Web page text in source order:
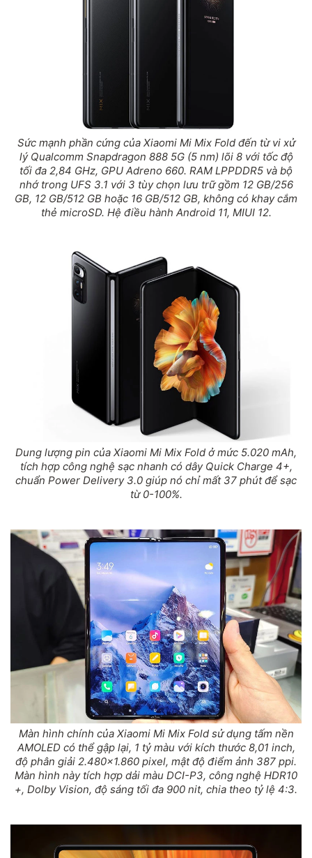
Sức mạnh phần cứng của Xiaomi Mi Mix Fold đến từ vi xử
lý Qualcomm Snapdragon 888 5G (5 nm) lõi 8 với tốc độ
tối đa 2,84 GHz, GPU Adreno 660. RAM LPPDDR5 và bộ
nhớ trong UFS 3.1 với 3 tùy chọn lưu trữ gồm 12 GB/256
GB, 12 GB/512 GB hoặc 16 GB/512 GB, không có khay cắm
thẻ microSD. Hệ điều hành Android 11, MIUI 12.
Dung lượng pin của Xiaomi Mi Mix Fold ở mức 5.020 mAh,
tích hợp công nghệ sạc nhanh có dây Quick Charge 4+,
chuẩn Power Delivery 3.0 giúp nó chỉ mất 37 phút để sạc
từ 0-100%.
Màn hình chính của Xiaomi Mi Mix Fold sử dụng tấm nền
AMOLED có thể gập lại, 1 tỷ màu với kích thước 8,01 inch,
độ phân giải 2.480x1.860 pixel, mật độ điểm ảnh 387 ppi.
Màn hình này tích hợp dải màu DCI-P3, công nghệ HDR10
+, Dolby Vision, độ sáng tối đa 900 nit, chia theo tỷ lệ 4:3.